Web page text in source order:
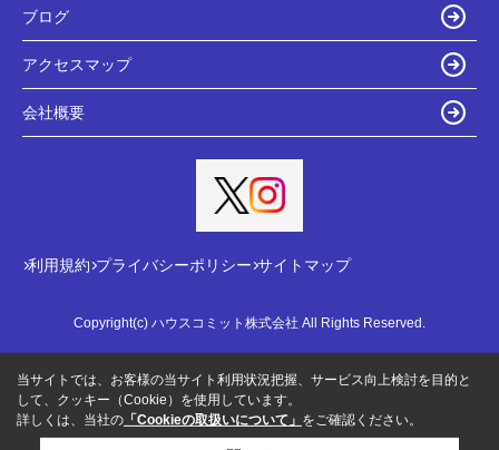
ブログ
アクセスマップ
会社概要
利用規約 プライバシーポリシー サイトマップ
Copyright(c) ハウスコミット株式会社 All Rights Reserved.
当サイトでは、お客様の当サイト利用状況把握、サービス向上検討を目的と
して、クッキー（Cookie）を使用しています。
詳しくは、当社の 「Cookieの取扱いについて」 をご確認ください。